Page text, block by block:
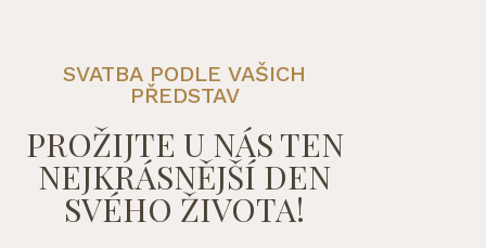
SVATBA PODLE VAŠICH
PŘEDSTAV
PROŽIJTE U NÁS TEN
NEJKRÁSNĚJŠÍ DEN
SVÉHO ŽIVOTA!